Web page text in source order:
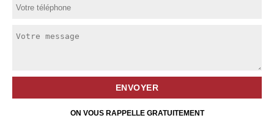
ON VOUS RAPPELLE GRATUITEMENT